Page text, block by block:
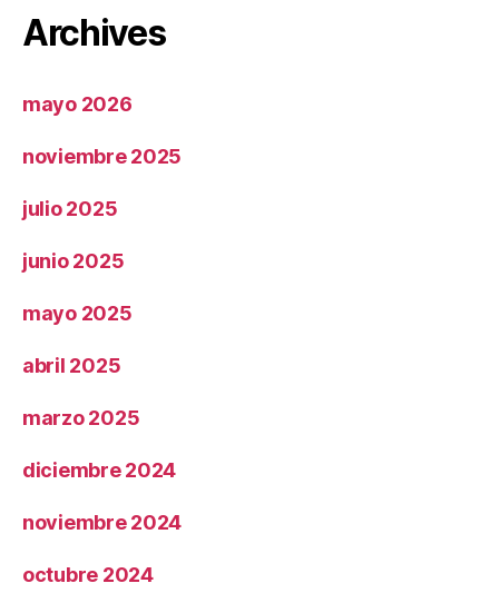
Archives
mayo 2026
noviembre 2025
julio 2025
junio 2025
mayo 2025
abril 2025
marzo 2025
diciembre 2024
noviembre 2024
octubre 2024